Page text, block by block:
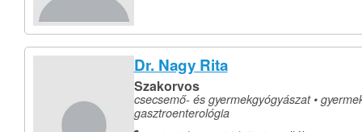
Dr. Nagy Rita
Szakorvos
csecsemő- és gyermekgyógyászat •
gasztroenterológia